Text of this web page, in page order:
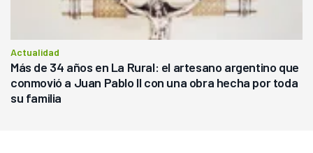
Actualidad
Más de 34 años en La Rural: el artesano argentino que
conmovió a Juan Pablo II con una obra hecha por toda
su familia